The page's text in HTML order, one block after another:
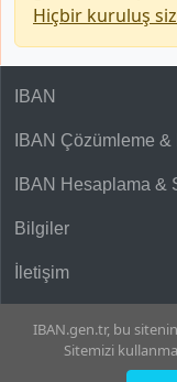
Hiçbir kuruluş
IBAN
IBAN Çözümleme
IBAN Hesaplama &
Bilgiler
İletişim
IBAN.gen.tr, bu
Sitemizi